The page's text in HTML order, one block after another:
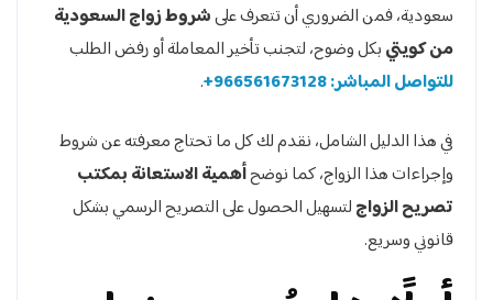
سعودية، فمن الضروري أن تتعرف علىشروط زواج السعودية
من كويتيبكل وضوح، لتجنب تأخير المعاملة أو رفض الطلب
للتواصل المباشر: 966561673128+
.
في هذا الدليل الشامل، نقدم لك كل ما تحتاج معرفته عن شروط
وإجراءات هذا الزواج، كما نوضحأهمية الاستعانة بمكتب
تصريح الزواجلتسهيل الحصول على التصريح الرسمي بشكل
قانوني وسريع.